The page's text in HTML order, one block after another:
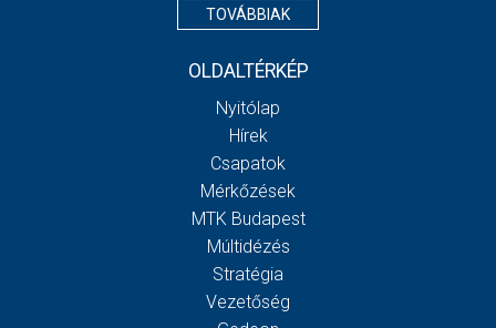
TOVÁBBIAK
OLDALTÉRKÉP
Nyitólap
Hírek
Csapatok
Mérkőzések
MTK Budapest
Múltidézés
Stratégia
Vezetőség